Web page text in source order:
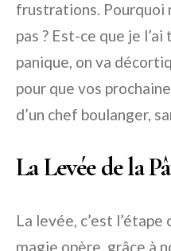
frustrations. Pourquoi
pas ? Est-ce que je
panique, on va
pour que vos
d’un chef boulanger,
La Levée de la
La levée, c’est l’étape
magie opère, grâce à